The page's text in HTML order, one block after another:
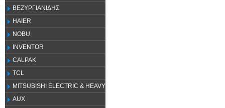
ΒΕΖΥΡΓΙΑΝΙΔΗΣ
HAIER
NOBU
INVENTOR
CALPAK
TCL
MITSUBISHI ELECTRIC & HEAVY
AUX